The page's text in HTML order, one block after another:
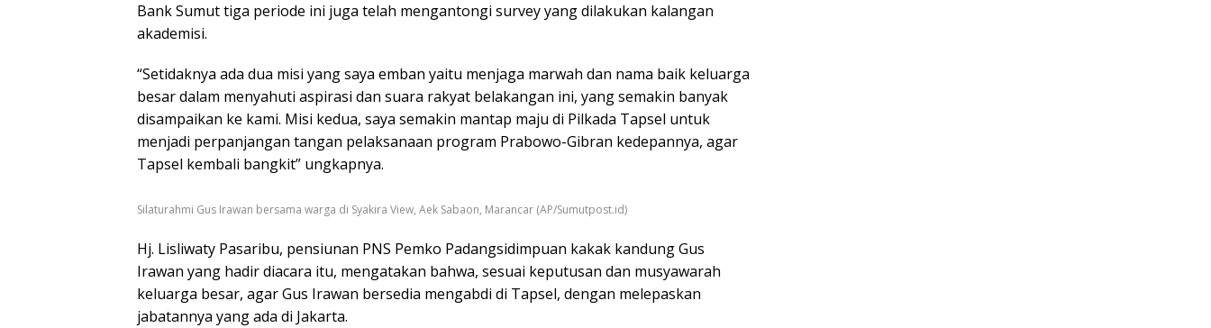
Bank Sumut tiga periode ini juga telah mengantongi survey yang dilakukan kalangan
akademisi.
“Setidaknya ada dua misi yang saya emban yaitu menjaga marwah dan nama baik keluarga
besar dalam menyahuti aspirasi dan suara rakyat belakangan ini, yang semakin banyak
disampaikan ke kami. Misi kedua, saya semakin mantap maju di Pilkada Tapsel untuk
menjadi perpanjangan tangan pelaksanaan program Prabowo-Gibran kedepannya, agar
Tapsel kembali bangkit” ungkapnya.
Silaturahmi Gus Irawan bersama warga di Syakira View, Aek Sabaon, Marancar (AP/Sumutpost.id)
Hj. Lisliwaty Pasaribu, pensiunan PNS Pemko Padangsidimpuan kakak kandung Gus
Irawan yang hadir diacara itu, mengatakan bahwa, sesuai keputusan dan musyawarah
keluarga besar, agar Gus Irawan bersedia mengabdi di Tapsel, dengan melepaskan
jabatannya yang ada di Jakarta.